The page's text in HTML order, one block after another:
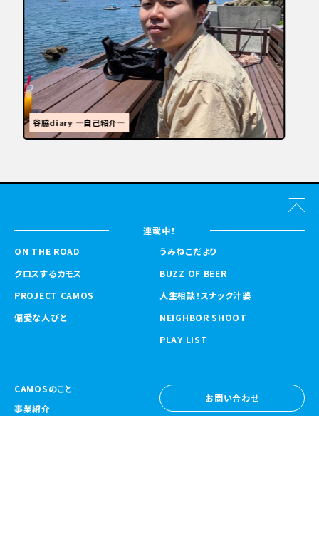
福岡といえばラーメン
連載中！
ON THE ROAD
クロスするカモス
PROJECT CAMOS
偏愛な人びと
うみねこだより
BUZZ OF BEER
人生相談！スナック汁婆
NEIGHBOR SHOOT
PLAY LIST
CAMOSのこと
事業紹介
お問い合わせ